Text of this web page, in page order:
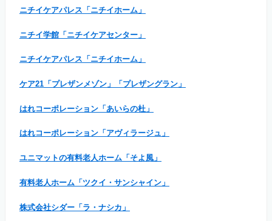
ニチイケアパレス「ニチイホーム」
ニチイ学館「ニチイケアセンター」
ニチイケアパレス「ニチイホーム」
ケア21「プレザンメゾン」「プレザングラン」
はれコーポレーション「あいらの杜」
はれコーポレーション「アヴィラージュ」
ユニマットの有料老人ホーム「そよ風」
有料老人ホーム「ツクイ・サンシャイン」
株式会社シダー「ラ・ナシカ」